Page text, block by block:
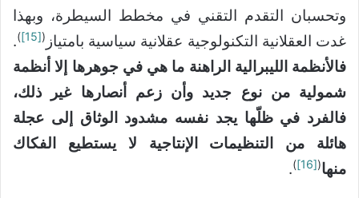
وتحسبان التقدم التقني في مخطط السيطرة، وبهذا
غدت العقلانية التكنولوجية عقلانية سياسية بامتياز (
[15]
)
.
فالأنظمة الليبرالية الراهنة ما هي في جوهرها إلا أنظمة
شمولية من نوع جديد وأن زعم أنصارها غير ذلك،
فالفرد في ظلّها يجد نفسه مشدود الوثاق إلى عجلة
هائلة من التنظيمات الإنتاجية لا يستطيع الفكاك
منها(
[16]
)
.